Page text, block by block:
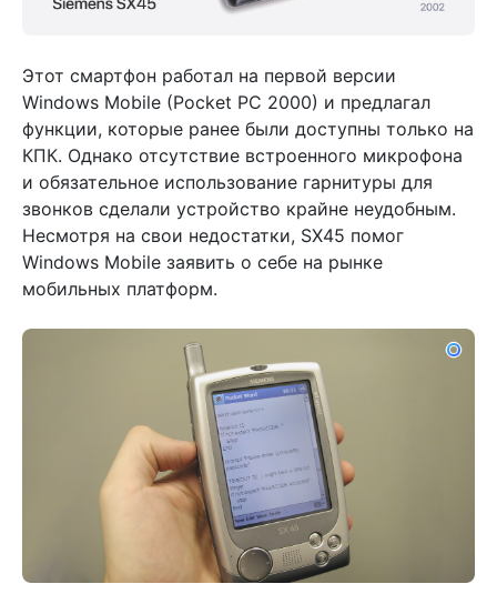
Этот смартфон работал на первой версии
Windows Mobile (Pocket PC 2000) и предлагал
функции, которые ранее были доступны только на
КПК. Однако отсутствие встроенного микрофона
и обязательное использование гарнитуры для
звонков сделали устройство крайне неудобным.
Несмотря на свои недостатки, SX45 помог
Windows Mobile заявить о себе на рынке
мобильных платформ.